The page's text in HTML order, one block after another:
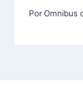
PorOmnibus